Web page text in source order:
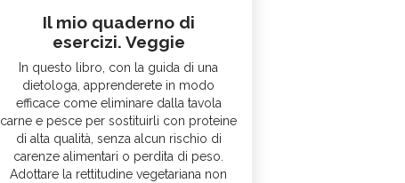
Il mio quaderno di
esercizi. Veggie
In questo libro, con la guida di una
dietologa, apprenderete in modo
efficace come eliminare dalla tavola
carne e pesce per sostituirli con proteine
di alta qualità, senza alcun rischio di
carenze alimentari o perdita di peso.
Adottare la rettitudine vegetariana non